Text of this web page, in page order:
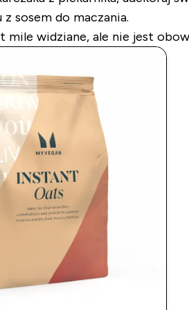
z sosem do maczania.
mile widziane, ale nie jest